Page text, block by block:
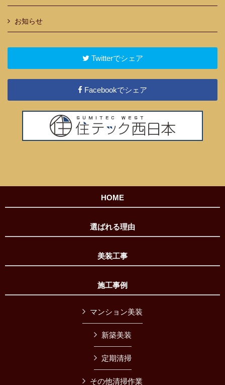
お知らせ
Twitterでシェア
Facebookでシェア
HOME
選ばれる理由
美装工事
施工事例
マンション美装
新築美装
定期清掃
その他清掃作業